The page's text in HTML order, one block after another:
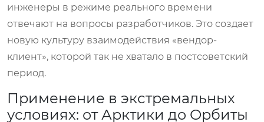
инженеры в режиме реального времени
отвечают на вопросы разработчиков. Это создает
новую культуру взаимодействия «вендор-
клиент», которой так не хватало в постсоветский
период.
Применение в экстремальных
условиях: от Арктики до Орбиты